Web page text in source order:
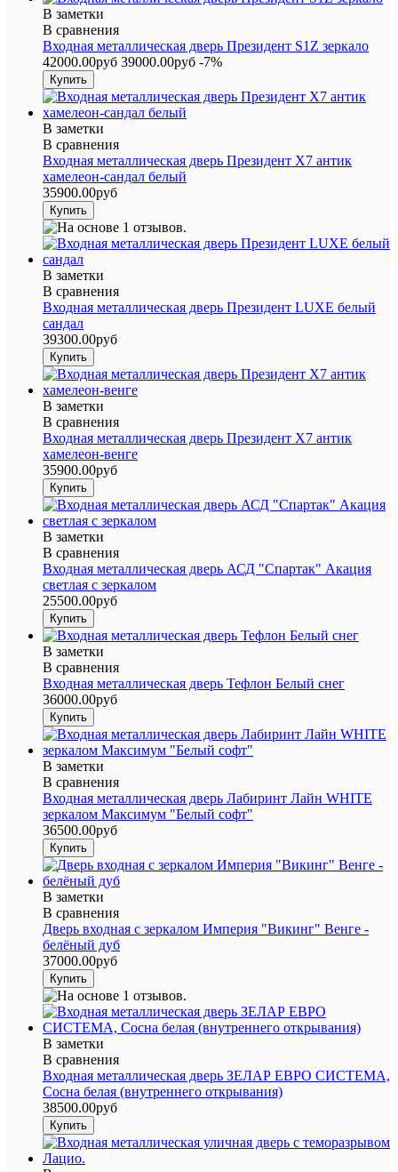
В заметки
В сравнения
Входная металлическая дверь Президент S1Z зеркало
42000.00руб 39000.00руб -7%
В заметки
В сравнения
Входная металлическая дверь Президент Х7 антик
хамелеон-сандал белый
35900.00руб
В заметки
В сравнения
Входная металлическая дверь Президент LUXE белый
сандал
39300.00руб
В заметки
В сравнения
Входная металлическая дверь Президент Х7 антик
хамелеон-венге
35900.00руб
В заметки
В сравнения
Входная металлическая дверь АСД "Спартак" Акация
светлая с зеркалом
25500.00руб
В заметки
В сравнения
Входная металлическая дверь Тефлон Белый снег
36000.00руб
В заметки
В сравнения
Входная металлическая дверь Лабиринт Лайн WHITE
зеркалом Максимум "Белый софт"
36500.00руб
В заметки
В сравнения
Дверь входная с зеркалом Империя "Викинг" Венге -
белёный дуб
37000.00руб
В заметки
В сравнения
Входная металлическая дверь ЗЕЛАР ЕВРО СИСТЕМА,
Сосна белая (внутреннего открывания)
38500.00руб